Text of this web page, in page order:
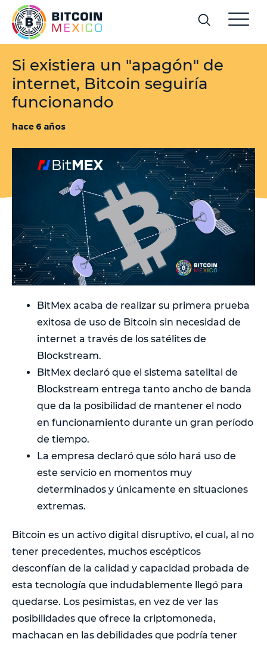
Si existiera un "apagón" de
internet, Bitcoin seguiría
funcionando
hace 6 años
BitMex acaba de realizar su primera prueba
exitosa de uso de Bitcoin sin necesidad de
internet a través de los satélites de
Blockstream.
BitMex declaró que el sistema satelital de
Blockstream entrega tanto ancho de banda
que da la posibilidad de mantener el nodo
en funcionamiento durante un gran período
de tiempo.
La empresa declaró que sólo hará uso de
este servicio en momentos muy
determinados y únicamente en situaciones
extremas.
Bitcoin es un activo digital disruptivo, el cual, al no
tener precedentes, muchos escépticos
desconfían de la calidad y capacidad probada de
esta tecnología que indudablemente llegó para
quedarse. Los pesimistas, en vez de ver las
posibilidades que ofrece la criptomoneda,
machacan en las debilidades que podría tener